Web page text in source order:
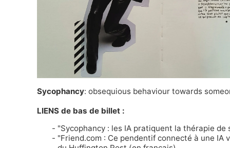
Sycophancy: obsequious behaviour towards
LIENS de bas de billet :
"Sycophancy : les IA pratiquent la thérapie de
"Friend.com : Ce pendentif connecté à une IA